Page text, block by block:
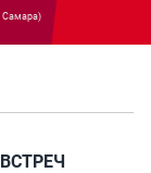
Самара)